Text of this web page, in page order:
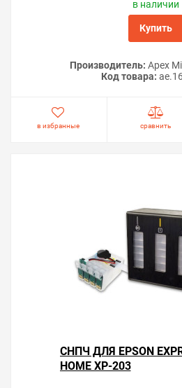
в наличии
Купить
Производитель: Apex
Код товара:
в избранные сравнить
СНПЧ ДЛЯ EPSON
HOME XP-203